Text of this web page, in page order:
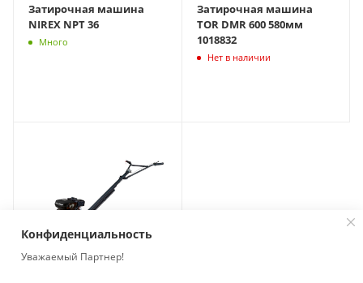
Затирочная машина
NIREX NPT 36
Много
Затирочная машина
TOR DMR 600 580мм
1018832
Нет в наличии
Конфиденциальность
Уважаемый Партнер!